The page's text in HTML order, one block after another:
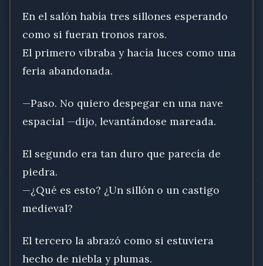
En el salón había tres sillones esperando
como si fueran tronos raros.
El primero vibraba y hacía luces como una
feria abandonada.
—Paso. No quiero despegar en una nave
espacial —dijo, levantándose mareada.
El segundo era tan duro que parecía de
piedra.
—¿Qué es esto? ¿Un sillón o un castigo
medieval?
El tercero la abrazó como si estuviera
hecho de niebla y plumas.